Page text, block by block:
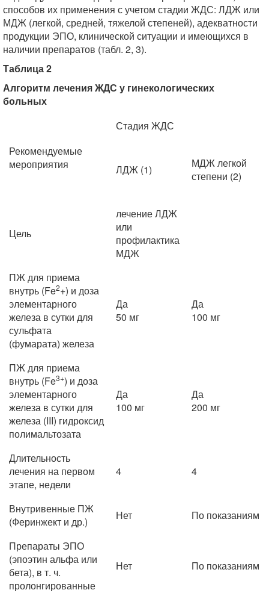
способов их применения с учетом стадии ЖДС: ЛДЖ или
МДЖ (легкой, средней, тяжелой степеней), адекватности
продукции ЭПО, клинической ситуации и имеющихся в
наличии препаратов (табл. 2, 3).
Таблица 2
Алгоритм лечения ЖДС у гинекологических
больных
Рекомендуемые
мероприятия
Стадия ЖДС
ЛДЖ (1)
МДЖ легкой
степени (2)
Цель
лечение ЛДЖ
или
профилактика
МДЖ
ПЖ для приема
внутрь (Fe2+) и доза
элементарного
железа в сутки для
сульфата
(фумарата) железа
Да
50 мг
Да
100 мг
ПЖ для приема
внутрь (Fe3+) и доза
элементарного
железа в сутки для
железа (III) гидроксид
полимальтозата
Да
100 мг
Да
200 мг
Длительность
лечения на первом
этапе, недели
4 4
Внутривенные ПЖ
(Феринжект и др.)
Нет По показаниям
Препараты ЭПО
(эпоэтин альфа или
бета), в т. ч.
пролонгированные
Нет По показаниям